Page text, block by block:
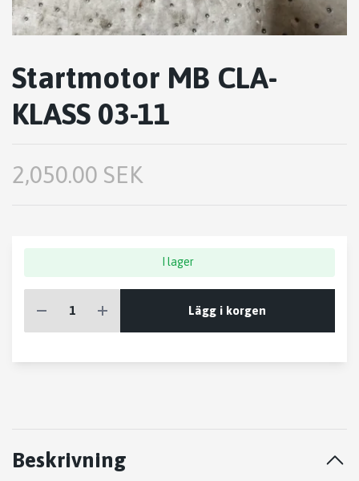
Startmotor MB CLA-
KLASS 03-11
2,050.00 SEK
I lager
Lägg i korgen
Beskrivning